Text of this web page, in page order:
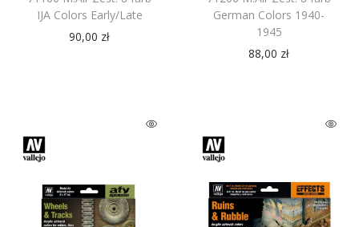
IJA Colors Early/Late
90,00 zł
German Colors 1940-
1945
88,00 zł